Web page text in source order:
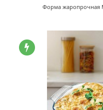
Форма жаропрочная